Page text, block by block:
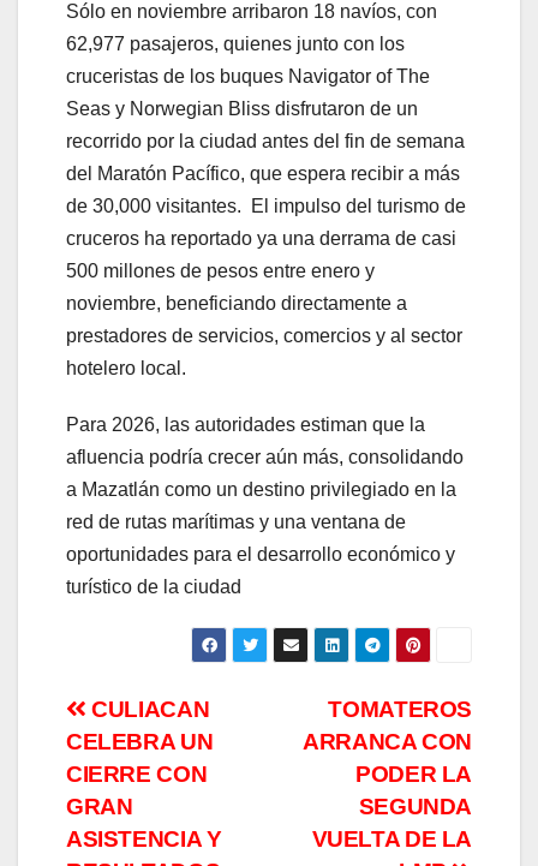
Sólo en noviembre arribaron 18 navíos, con
62,977 pasajeros, quienes junto con los
cruceristas de los buques Navigator of The
Seas y Norwegian Bliss disfrutaron de un
recorrido por la ciudad antes del fin de semana
del Maratón Pacífico, que espera recibir a más
de 30,000 visitantes. El impulso del turismo de
cruceros ha reportado ya una derrama de casi
500 millones de pesos entre enero y
noviembre, beneficiando directamente a
prestadores de servicios, comercios y al sector
hotelero local.
Para 2026, las autoridades estiman que la
afluencia podría crecer aún más, consolidando
a Mazatlán como un destino privilegiado en la
red de rutas marítimas y una ventana de
oportunidades para el desarrollo económico y
turístico de la ciudad
Navegación
de
entradas
TOMATEROS
ARRANCA CON
PODER LA
SEGUNDA
VUELTA DE LA
CULIACAN
CELEBRA UN
CIERRE CON
GRAN
ASISTENCIA Y